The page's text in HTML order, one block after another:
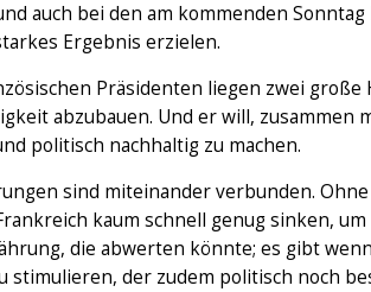
auch bei den am kommenden
Ergebnis erzielen.
Präsidenten liegen zwei
abzubauen. Und er will, zusammen
politisch nachhaltig zu machen.
sind miteinander verbunden.
kaum schnell genug sinken,
die abwerten könnte; es gibt
stimulieren, der zudem politisch noch